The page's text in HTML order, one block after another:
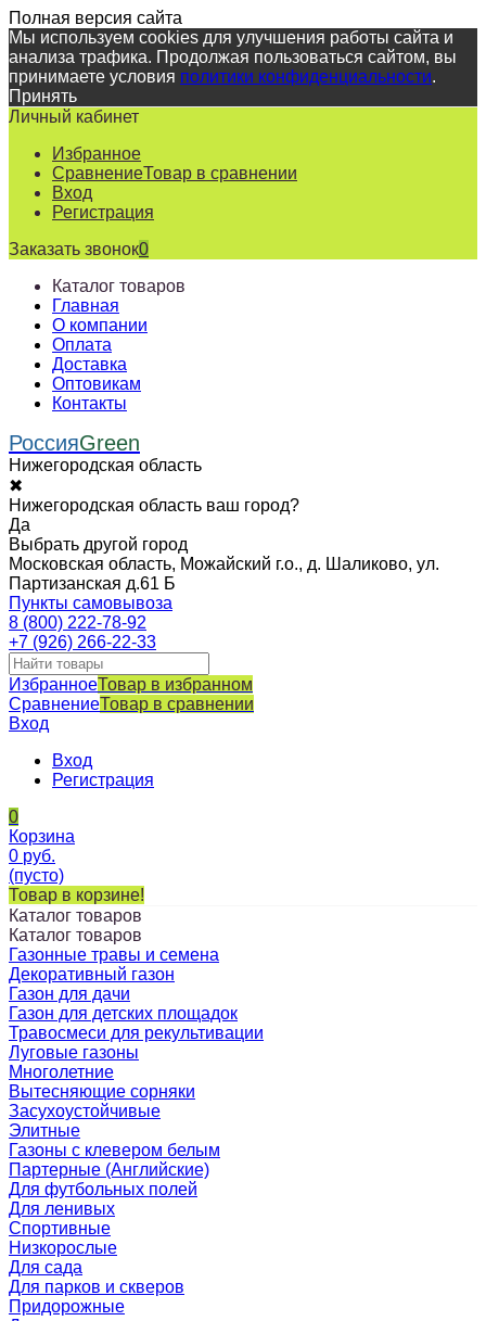
Полная версия сайта
Мы используем cookies для улучшения работы сайта и
анализа трафика. Продолжая пользоваться сайтом, вы
принимаете условия политики конфиденциальности.
Принять
Личный кабинет
Избранное
СравнениеТовар в сравнении
Вход
Регистрация
Заказать звонок0
Каталог товаров
Главная
О компании
Оплата
Доставка
Оптовикам
Контакты
РоссияGreen
Нижегородская область
✖
Нижегородская область ваш город?
Да
Выбрать другой город
Московская область, Можайский г.о., д. Шаликово, ул.
Партизанская д.61 Б
Пункты самовывоза
8 (800) 222-78-92
+7 (926) 266-22-33
ИзбранноеТовар в избранном
СравнениеТовар в сравнении
Вход
Вход
Регистрация
0
Корзина
0 руб.
(пусто)
Товар в корзине!
Каталог товаров
Каталог товаров
Газонные травы и семена
Декоративный газон
Газон для дачи
Газон для детских площадок
Травосмеси для рекультивации
Луговые газоны
Многолетние
Вытесняющие сорняки
Засухоустойчивые
Элитные
Газоны с клевером белым
Партерные (Английские)
Для футбольных полей
Для ленивых
Спортивные
Низкорослые
Для сада
Для парков и скверов
Придорожные